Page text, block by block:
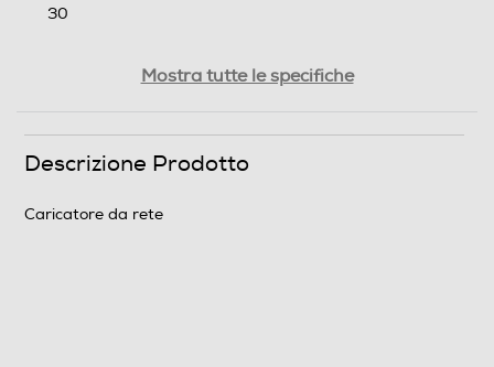
30
Mostra tutte le specifiche
Descrizione Prodotto
Caricatore da rete